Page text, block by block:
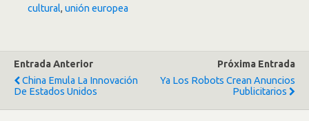
cultural, unión europea
Entrada Anterior
China Emula La Innovación
De Estados Unidos
Próxima Entrada
Ya Los Robots Crean Anuncios
Publicitarios